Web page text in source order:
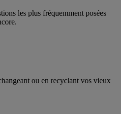
les plus fréquemment posées
ou en recyclant vos vieux